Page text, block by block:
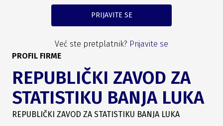
PRIJAVITE SE
Već ste pretplatnik? Prijavite se
PROFIL FIRME
REPUBLIČKI ZAVOD ZA
STATISTIKU BANJA LUKA
REPUBLIČKI ZAVOD ZA STATISTIKU BANJA LUKA